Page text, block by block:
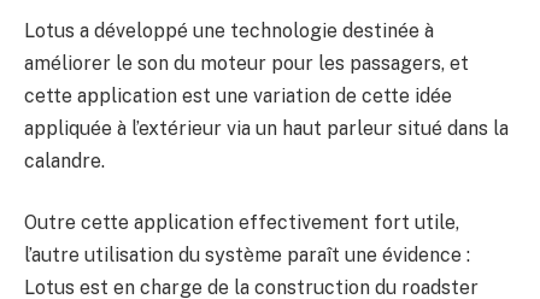
Lotus a développé une technologie destinée à
améliorer le son du moteur pour les passagers, et
cette application est une variation de cette idée
appliquée à l’extérieur via un haut parleur situé dans la
calandre.
Outre cette application effectivement fort utile,
l’autre utilisation du système paraît une évidence :
Lotus est en charge de la construction du roadster